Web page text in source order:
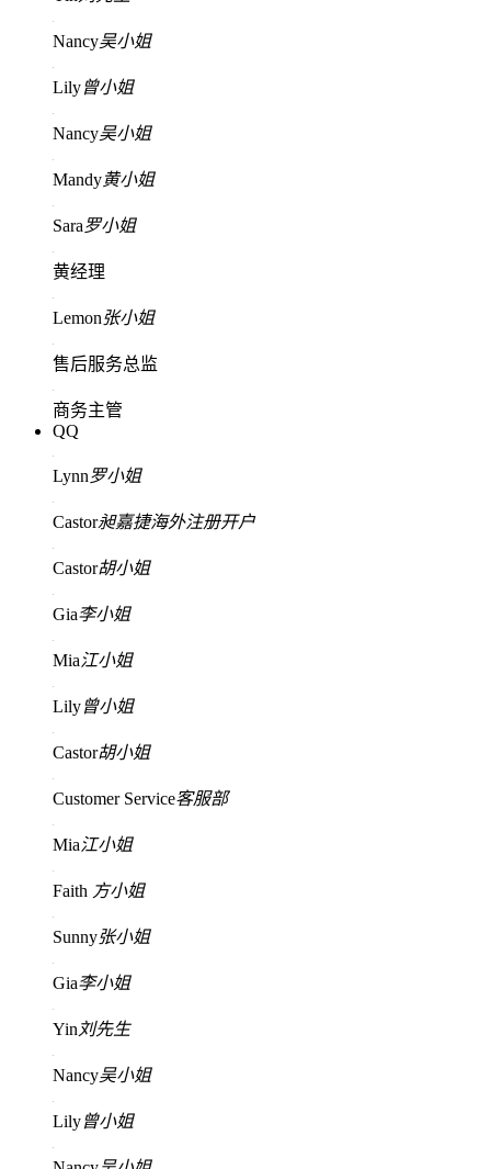
Nancy吴小姐
Lily曾小姐
Nancy吴小姐
Mandy黄小姐
Sara罗小姐
黄经理
Lemon张小姐
售后服务总监
商务主管
QQ
Lynn罗小姐
Castor昶嘉捷海外注册开户
Castor胡小姐
Gia李小姐
Mia江小姐
Lily曾小姐
Castor胡小姐
Customer Service客服部
Mia江小姐
Faith 方小姐
Sunny张小姐
Gia李小姐
Yin 刘先生
Nancy吴小姐
Lily曾小姐